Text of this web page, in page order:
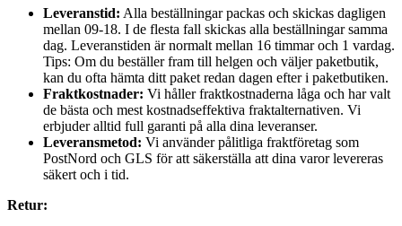
Leveranstid: Alla beställningar packas och skickas dagligen
mellan 09-18. I de flesta fall skickas alla beställningar samma
dag. Leveranstiden är normalt mellan 16 timmar och 1 vardag.
Tips: Om du beställer fram till helgen och väljer paketbutik,
kan du ofta hämta ditt paket redan dagen efter i paketbutiken.
Fraktkostnader: Vi håller fraktkostnaderna låga och har valt
de bästa och mest kostnadseffektiva fraktalternativen. Vi
erbjuder alltid full garanti på alla dina leveranser.
Leveransmetod: Vi använder pålitliga fraktföretag som
PostNord och GLS för att säkerställa att dina varor levereras
säkert och i tid.
Retur: